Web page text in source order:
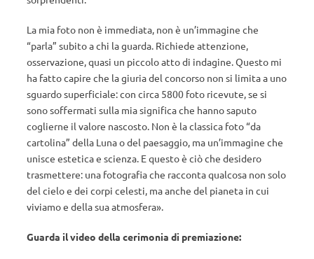
La mia foto non è immediata, non è un’immagine che
“parla” subito a chi la guarda. Richiede attenzione,
osservazione, quasi un piccolo atto di indagine. Questo mi
ha fatto capire che la giuria del concorso non si limita a uno
sguardo superficiale: con circa 5800 foto ricevute, se si
sono soffermati sulla mia significa che hanno saputo
coglierne il valore nascosto. Non è la classica foto “da
cartolina” della Luna o del paesaggio, ma un’immagine che
unisce estetica e scienza. E questo è ciò che desidero
trasmettere: una fotografia che racconta qualcosa non solo
del cielo e dei corpi celesti, ma anche del pianeta in cui
viviamo e della sua atmosfera».
Guarda il video della cerimonia di premiazione: